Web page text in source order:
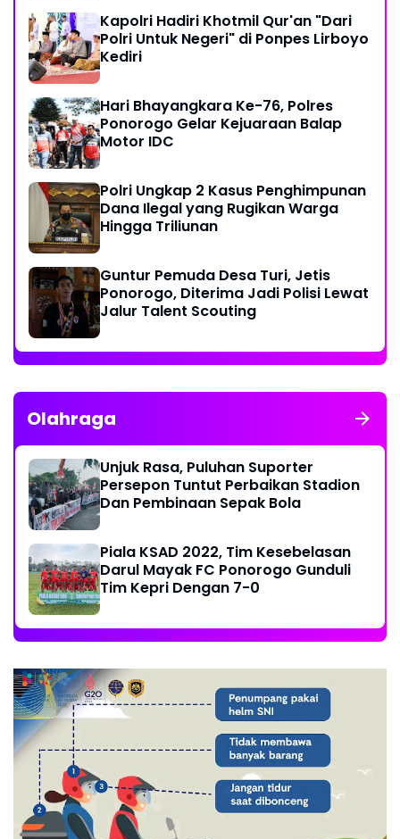
Kapolri Hadiri Khotmil Qur'an "Dari
Polri Untuk Negeri" di Ponpes Lirboyo
Kediri
Hari Bhayangkara Ke-76, Polres
Ponorogo Gelar Kejuaraan Balap
Motor IDC
Polri Ungkap 2 Kasus Penghimpunan
Dana Ilegal yang Rugikan Warga
Hingga Triliunan
Guntur Pemuda Desa Turi, Jetis
Ponorogo, Diterima Jadi Polisi Lewat
Jalur Talent Scouting
Olahraga
Unjuk Rasa, Puluhan Suporter
Persepon Tuntut Perbaikan Stadion
Dan Pembinaan Sepak Bola
Piala KSAD 2022, Tim Kesebelasan
Darul Mayak FC Ponorogo Gunduli
Tim Kepri Dengan 7-0